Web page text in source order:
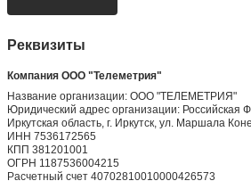
Реквизиты
Компания ООО "Телеметрия"
Название организации: ООО "ТЕЛЕМЕТРИЯ"
Юридический адрес организации: Российская
Иркутская область, г. Иркутск, ул. Маршала
ИНН 7536172565
КПП 381201001
ОГРН 1187536004215
Расчетный счет 40702810010000426573